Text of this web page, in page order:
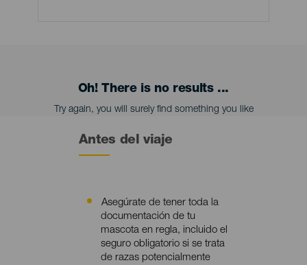
Oh! There is no results ...
Try again, you will surely find something you like
Antes del viaje
ContenidoAsegúrate de tener toda la
documentación de tu
mascota en regla, incluido el
seguro obligatorio si se trata
de razas potencialmente